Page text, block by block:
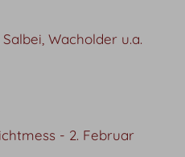
Wacholder u.a.
- 2. Februar